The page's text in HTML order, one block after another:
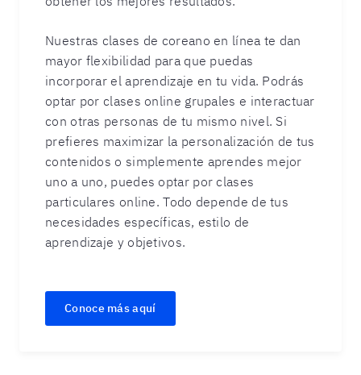
Nuestras clases de coreano en línea te dan
mayor flexibilidad para que puedas
incorporar el aprendizaje en tu vida. Podrás
optar por clases online grupales e interactuar
con otras personas de tu mismo nivel. Si
prefieres maximizar la personalización de tus
contenidos o simplemente aprendes mejor
uno a uno, puedes optar por clases
particulares online. Todo depende de tus
necesidades específicas, estilo de
aprendizaje y objetivos.
Conoce más aquí